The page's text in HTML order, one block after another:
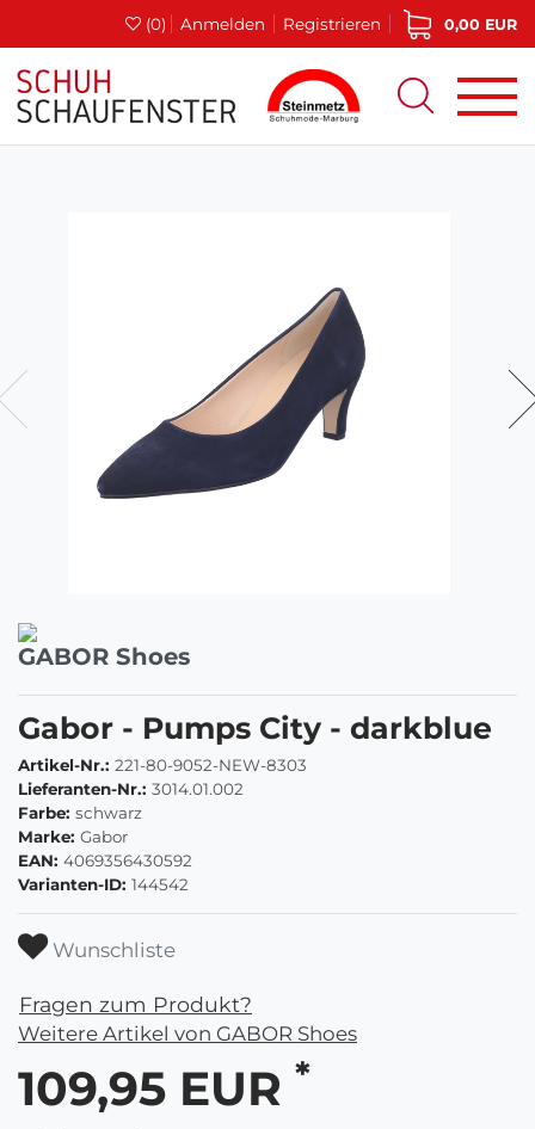
(0) Anmelden Registrieren 0,00 EUR
GABOR Shoes
Gabor - Pumps City - darkblue
Artikel-Nr.: 221-80-9052-NEW-8303
Lieferanten-Nr.: 3014.01.002
Farbe: schwarz
Marke: Gabor
EAN: 4069356430592
Varianten-ID: 144542
Wunschliste
Fragen zum Produkt?
Weitere Artikel von GABOR Shoes
109,95 EUR *